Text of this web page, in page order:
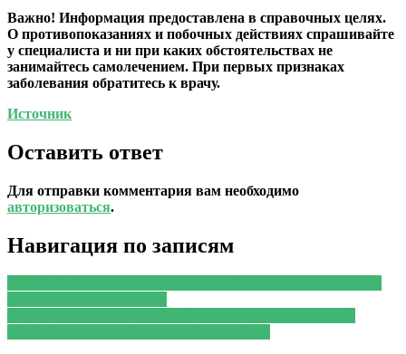
Важно! Информация предоставлена в справочных целях.
О противопоказаниях и побочных действиях спрашивайте
у специалиста и ни при каких обстоятельствах не
занимайтесь самолечением. При первых признаках
заболевания обратитесь к врачу.
Источник
Оставить ответ
Для отправки комментария вам необходимо
авторизоваться.
Навигация по записям